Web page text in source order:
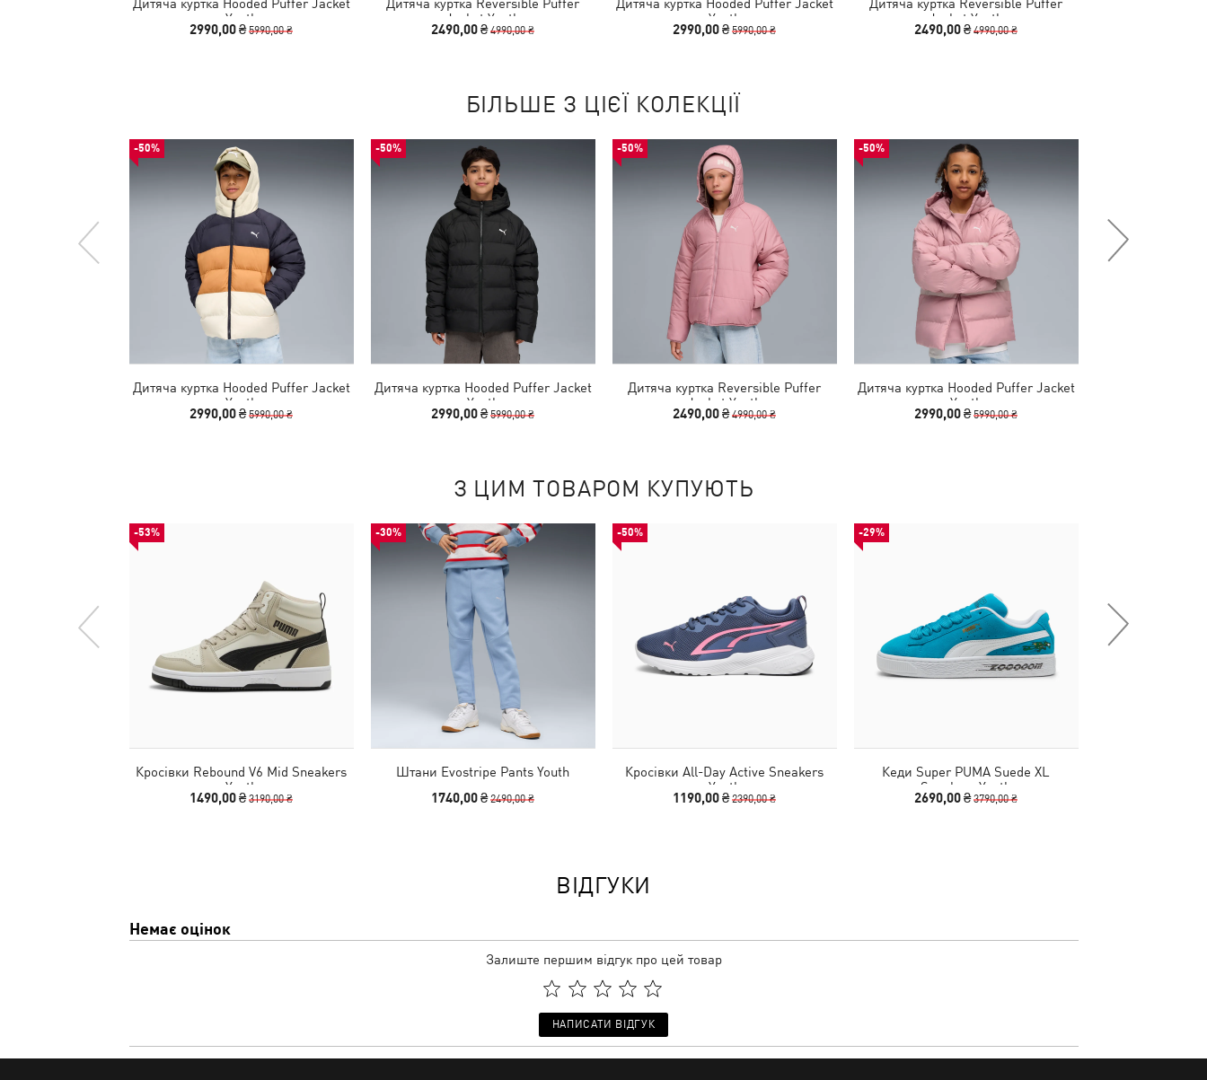
Дитяча куртка Hooded Puffer Jacket
Youth
2990,00 ₴5990,00 ₴
Дитяча куртка Reversible Puffer
Jacket Youth
2490,00 ₴4990,00 ₴
Дитяча куртка Hooded Puffer Jacket
Youth
2990,00 ₴5990,00 ₴
Дитяча куртка Reversible Puffer
Jacket Youth
2490,00 ₴4990,00 ₴
БІЛЬШЕ З ЦІЄЇ КОЛЕКЦІЇ
-50%
Дитяча куртка Hooded Puffer Jacket
Youth
2990,00 ₴5990,00 ₴
-50%
Дитяча куртка Hooded Puffer Jacket
Youth
2990,00 ₴5990,00 ₴
-50%
Дитяча куртка Reversible Puffer
Jacket Youth
2490,00 ₴4990,00 ₴
-50%
Дитяча куртка Hooded Puffer Jacket
Youth
2990,00 ₴5990,00 ₴
З ЦИМ ТОВАРОМ КУПУЮТЬ
-53%
Кросівки Rebound V6 Mid Sneakers
Youth
1490,00 ₴3190,00 ₴
-30%
Штани Evostripe Pants Youth
1740,00 ₴2490,00 ₴
-50%
Кросівки All-Day Active Sneakers
Youth
1190,00 ₴2390,00 ₴
-29%
Кеди Super PUMA Suede XL
Sneakers Youth
2690,00 ₴3790,00 ₴
ВІДГУКИ
Немає оцінок
Залиште першим відгук про цей товар
НАПИСАТИ ВІДГУК